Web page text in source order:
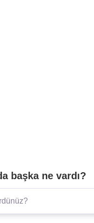
başka ne vardı?